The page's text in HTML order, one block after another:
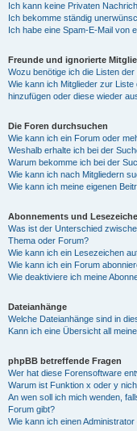
Ich kann keine Privaten
Ich bekomme ständig
Ich habe eine Spam-E-Mail von
Freunde und ignorierte
Wozu benötige ich die Listen
Wie kann ich Mitglieder zur
hinzufügen oder diese wieder
Die Foren durchsuchen
Wie kann ich ein Forum oder
Weshalb erhalte ich bei der
Warum bekomme ich bei der
Wie kann ich nach Mitgliedern
Wie kann ich meine eigenen
Abonnements und
Was ist der Unterschied
Thema oder Forum?
Wie kann ich ein Lesezeichen
Wie kann ich ein Forum
Wie deaktiviere ich meine
Dateianhänge
Welche Dateianhänge sind in
Kann ich eine Übersicht all
phpBB betreffende Fragen
Wer hat diese Forensoftware
Warum ist Funktion x oder y
An wen soll ich mich wenden,
Forum gibt?
Wie kann ich einen